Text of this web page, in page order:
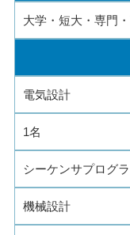
大学・短大・専門
電気設計
1名
シーケンサプログ
機械設計